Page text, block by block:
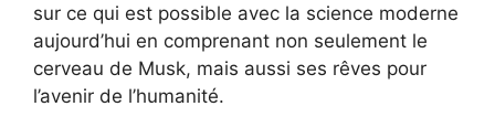
sur ce qui est possible avec la science moderne
aujourd’hui en comprenant non seulement le
cerveau de Musk, mais aussi ses rêves pour
l’avenir de l’humanité.